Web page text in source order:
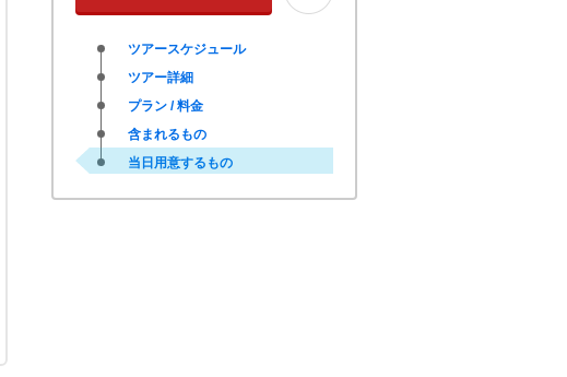
ツアースケジュール
ツアー詳細
プラン / 料金
含まれるもの
当日用意するもの